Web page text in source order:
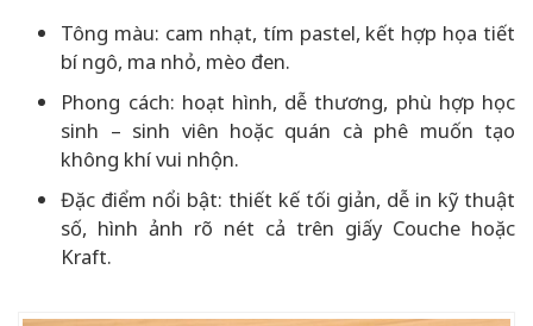
Tông màu: cam nhạt, tím pastel, kết hợp họa tiết
bí ngô, ma nhỏ, mèo đen.
Phong cách: hoạt hình, dễ thương, phù hợp học
sinh – sinh viên hoặc quán cà phê muốn tạo
không khí vui nhộn.
Đặc điểm nổi bật: thiết kế tối giản, dễ in kỹ thuật
số, hình ảnh rõ nét cả trên giấy Couche hoặc
Kraft.